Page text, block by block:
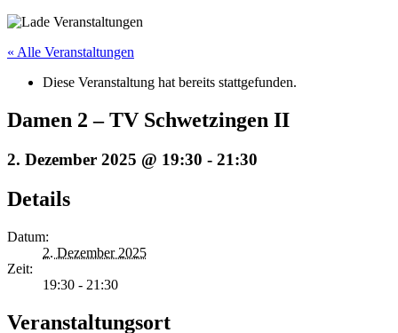
« Alle Veranstaltungen
Diese Veranstaltung hat bereits stattgefunden.
Damen 2 – TV Schwetzingen II
2. Dezember 2025 @ 19:30 - 21:30
Details
Datum:
2. Dezember 2025
Zeit:
19:30 - 21:30
Veranstaltungsort